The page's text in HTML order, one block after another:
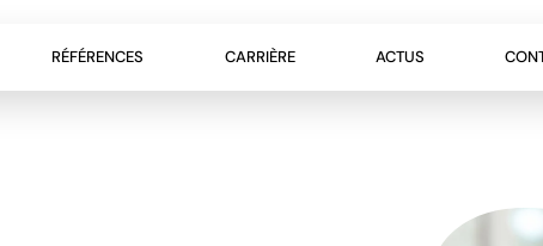
RÉFÉRENCES CARRIÈRE ACTUS